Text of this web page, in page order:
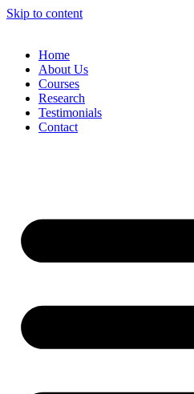
Skip to content
Home
About Us
Courses
Research
Testimonials
Contact